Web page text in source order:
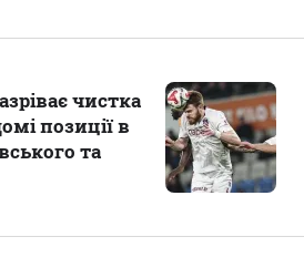
чистка
позиції в
та